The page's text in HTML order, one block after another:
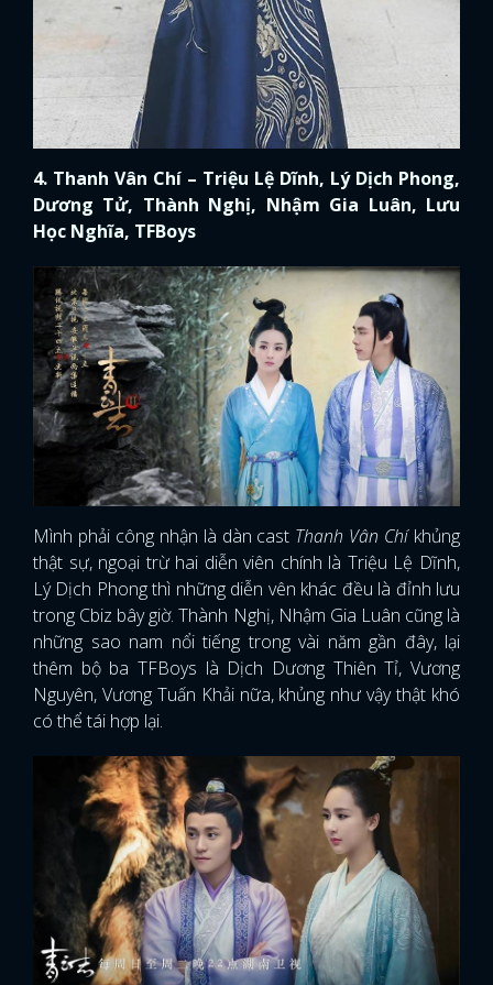
4. Thanh Vân Chí – Triệu Lệ Dĩnh, Lý Dịch Phong,
Dương Tử, Thành Nghị, Nhậm Gia Luân, Lưu
Học Nghĩa, TFBoys
Mình phải công nhận là dàn cast Thanh Vân Chí khủng
thật sự, ngoại trừ hai diễn viên chính là Triệu Lệ Dĩnh,
Lý Dịch Phong thì những diễn vên khác đều là đỉnh lưu
trong Cbiz bây giờ. Thành Nghị, Nhậm Gia Luân cũng là
những sao nam nổi tiếng trong vài năm gần đây, lại
thêm bộ ba TFBoys là Dịch Dương Thiên Tỉ, Vương
Nguyên, Vương Tuấn Khải nữa, khủng như vậy thật khó
có thể tái hợp lại.